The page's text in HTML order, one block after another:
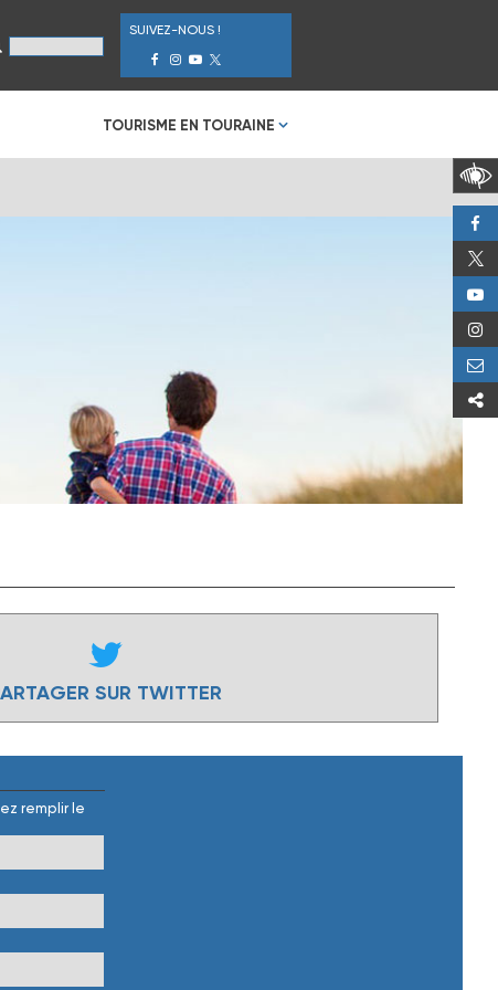
SUIVEZ-NOUS !
TOURISME EN TOURAINE
SUR TWITTER
remplir le